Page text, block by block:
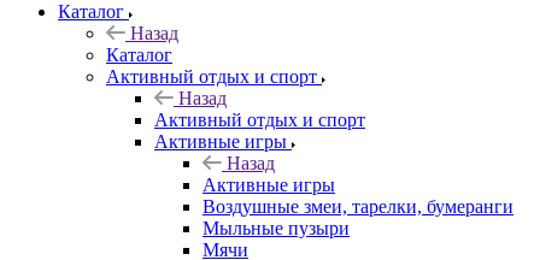
Каталог
Назад
Каталог
Активный отдых и спорт
Назад
Активный отдых и спорт
Активные игры
Назад
Активные игры
Воздушные змеи, тарелки, бумеранги
Мыльные пузыри
Мячи